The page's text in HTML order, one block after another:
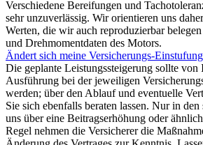
Verschiedene Bereifungen und
sehr unzuverlässig. Wir orientieren uns
Werten, die wir auch reproduzierbar
und Drehmomentdaten des Motors.
Ändert sich meine Versicherungs-
Die geplante Leistungssteigerung sollte
Ausführung bei der jeweiligen
werden; über den Ablauf und eventuelle
Sie sich ebenfalls beraten lassen. Nur in
uns über eine Beitragserhöhung oder
Regel nehmen die Versicherer die